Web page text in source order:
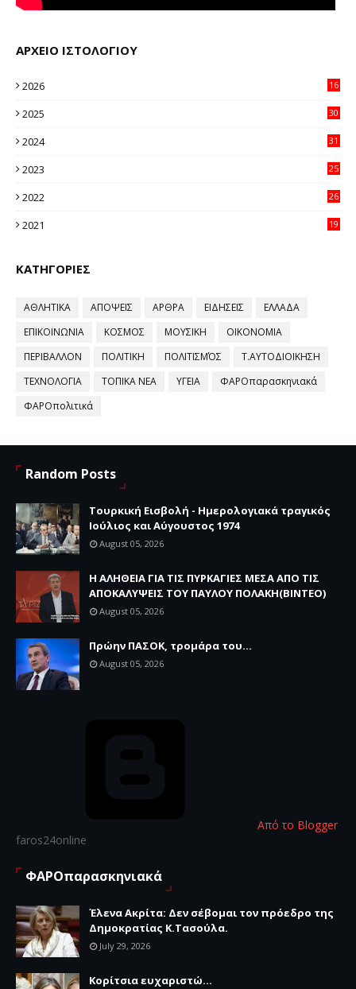
ΑΡΧΕΙΟ ΙΣΤΟΛΟΓΙΟΥ
2026
16
2025
30
2024
31
2023
25
2022
26
2021
19
ΚΑΤΗΓΟΡΙΕΣ
ΑΘΛΗΤΙΚΑ ΑΠΟΨΕΙΣ ΑΡΘΡΑ ΕΙΔΗΣΕΙΣ
ΕΛΛΑΔΑ
ΕΠΙΚΟΙΝΩΝΙΑ
ΚΟΣΜΟΣ ΜΟΥΣΙΚΗ
ΟΙΚΟΝΟΜΙΑ
ΠΕΡΙΒΑΛΛΟΝ
ΠΟΛΙΤΙΚΗ ΠΟΛΙΤΙΣΜΌΣ
Τ.ΑΥΤΟΔΙΟΙΚΗΣΗ
ΤΕΧΝΟΛΟΓΙΑ
ΤΟΠΙΚΑ ΝΕΑ ΥΓΕΙΑ
ΦΑΡΟπαρασκηνιακά
ΦΑΡΟπολιτικά
Random Posts
Τουρκική Εισβολή - Ημερολογιακά τραγικός
Ιούλιος και Αύγουστος 1974
August 05, 2026
Η ΑΛΗΘΕΙΑ ΓΙΑ ΤΙΣ ΠΥΡΚΑΓΙΕΣ ΜΕΣΑ ΑΠΟ ΤΙΣ
ΑΠΟΚΑΛΥΨΕΙΣ ΤΟΥ ΠΑΥΛΟΥ ΠΟΛΑΚΗ(ΒΙΝΤΕΟ)
August 05, 2026
Πρώην ΠΑΣΟΚ, τρομάρα του...
August 05, 2026
Από το Blogger
faros24online
ΦΑΡΟπαρασκηνιακά
Έλενα Ακρίτα: Δεν σέβομαι τον πρόεδρο της
Δημοκρατίας Κ.Τασούλα.
July 29, 2026
Κορίτσια ευχαριστώ...